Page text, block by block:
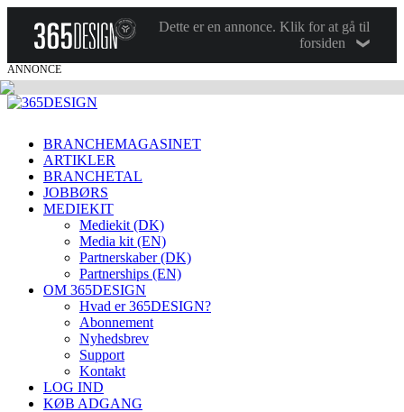
Dette er en annonce. Klik for at gå til
forsiden
ANNONCE
BRANCHEMAGASINET
ARTIKLER
BRANCHETAL
JOBBØRS
MEDIEKIT
Mediekit (DK)
Media kit (EN)
Partnerskaber (DK)
Partnerships (EN)
OM 365DESIGN
Hvad er 365DESIGN?
Abonnement
Nyhedsbrev
Support
Kontakt
LOG IND
KØB ADGANG